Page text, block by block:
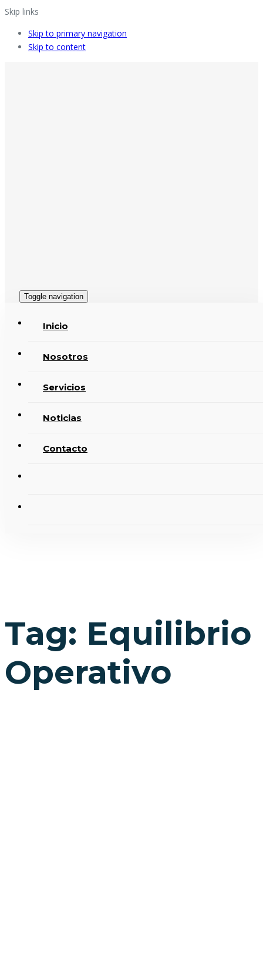
Skip links
Skip to primary navigation
Skip to content
Toggle navigation
Inicio
Nosotros
Servicios
Noticias
Contacto
Tag: Equilibrio
Operativo